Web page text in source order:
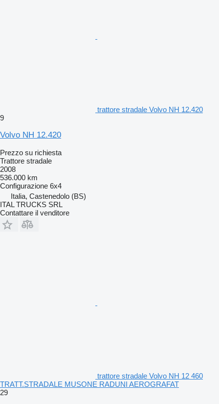
trattore stradale Volvo NH 12.420
9
Volvo NH 12.420
Prezzo su richiesta
Trattore stradale
2008
536.000 km
Configurazione 6x4
Italia, Castenedolo (BS)
ITAL TRUCKS SRL
Contattare il venditore
trattore stradale Volvo NH 12 460
TRATT.STRADALE MUSONE RADUNI AEROGRAFAT
29